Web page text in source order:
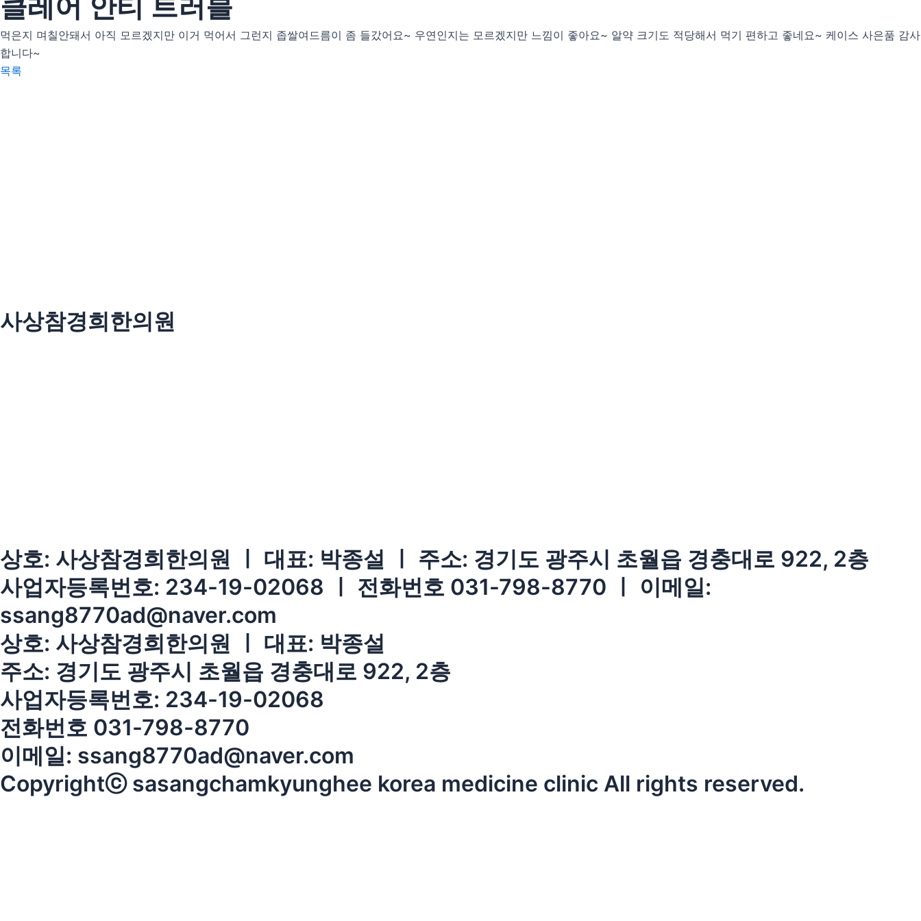
먹은지 며칠안돼서 아직 모르겠지만 이거 먹어서 그런지 좁쌀여드름이 좀 들갔어요~ 우연인지는 모르겠지만 느낌이 좋아요~ 알약 크기도 적당해서 먹기 편하고 좋네요~ 케이스 사은품 감사
합니다~
목록
사상참경희한의원
상호: 사상참경희한의원 ㅣ 대표: 박종설 ㅣ 주소: 경기도 광주시 초월읍 경충대로 922, 2층
사업자등록번호: 234-19-02068 ㅣ 전화번호 031-798-8770 ㅣ 이메일:
ssang8770ad@naver.com
상호: 사상참경희한의원 ㅣ 대표: 박종설
주소: 경기도 광주시 초월읍 경충대로 922, 2층
사업자등록번호: 234-19-02068
전화번호 031-798-8770
이메일: ssang8770ad@naver.com
Copyrightⓒ sasangchamkyunghee korea medicine clinic All rights reserved.